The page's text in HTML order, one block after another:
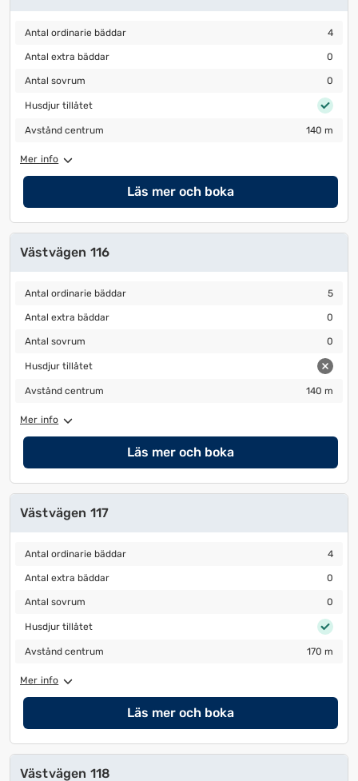
Antal ordinarie bäddar
Antal ordinarie bäddar 4
Antal extra bäddar
Antal extra bäddar 0
Antal sovrum
Antal sovrum 0
Husdjur tillåtet
Husdjur tillåtet
Avstånd centrum
Avstånd centrum 140 m
Mer info
Läs mer och boka
Västvägen 116
Antal ordinarie bäddar
Antal ordinarie bäddar 5
Antal extra bäddar
Antal extra bäddar 0
Antal sovrum
Antal sovrum 0
Husdjur tillåtet
Husdjur tillåtet
Avstånd centrum
Avstånd centrum 140 m
Mer info
Läs mer och boka
Västvägen 117
Antal ordinarie bäddar
Antal ordinarie bäddar 4
Antal extra bäddar
Antal extra bäddar 0
Antal sovrum
Antal sovrum 0
Husdjur tillåtet
Husdjur tillåtet
Avstånd centrum
Avstånd centrum 170 m
Mer info
Läs mer och boka
Västvägen 118